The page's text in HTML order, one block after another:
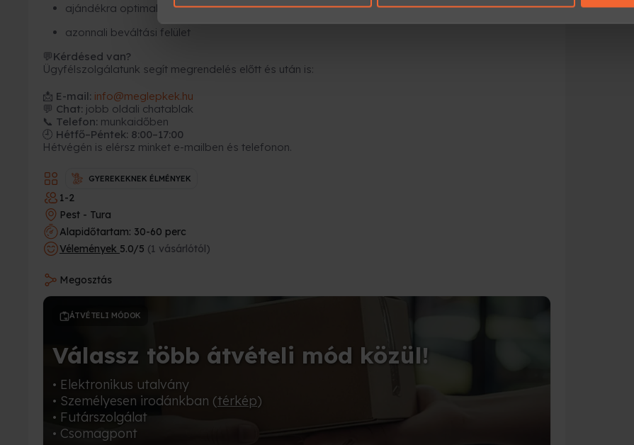
ajándékra optimalizált csomagolás
azonnali beváltási felület
💬Kérdésed van?
Ügyfélszolgálatunk segít megrendelés előtt és után is:
📩 E-mail: info@meglepkek.hu
💬 Chat: jobb oldali chatablak
📞 Telefon: munkaidőben
🕘 Hétfő–Péntek: 8:00–17:00
Hétvégén is elérsz minket e-mailben és telefonon.
GYEREKEKNEK ÉLMÉNYEK
1-2
Pest - Tura
Alapidőtartam: 30-60 perc
Vélemények 5.0/5 (1 vásárlótól)
Megosztás
ÁTVÉTELI MÓDOK
Válassz több átvételi mód közül!
• Elektronikus utalvány
• Személyesen irodánkban (térkép)
• Futárszolgálat
• Csomagpont